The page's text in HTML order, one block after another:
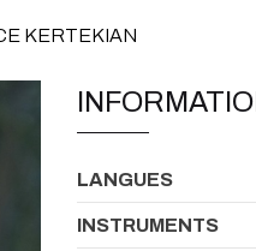
KERTEKIAN
LANGUES
INSTRUMENTS